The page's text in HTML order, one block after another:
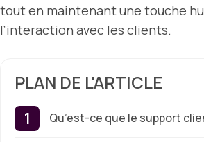
tout en maintenant une touche
l’interaction avec les clients.
PLAN DE L'ARTICLE
Qu’est-ce que le support